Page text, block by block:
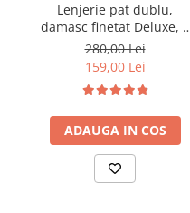
Lenjerie pat dublu,
damasc finetat Deluxe, 6
piese, cearceaf pat cu
elastic, Alb
280,00 Lei
159,00 Lei
ADAUGA IN COS